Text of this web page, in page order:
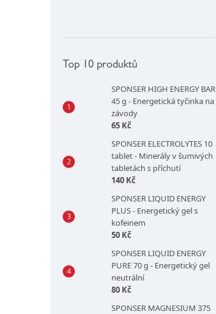
Top 10 produktů
SPONSER HIGH ENERGY BAR
45 g - Energetická tyčinka na
závody
65 Kč
SPONSER ELECTROLYTES 10
tablet - Minerály v šumivých
tabletách s příchutí
140 Kč
SPONSER LIQUID ENERGY
PLUS - Energetický gel s
kofeinem
50 Kč
SPONSER LIQUID ENERGY
PURE 70 g - Energetický gel
neutrální
80 Kč
SPONSER MAGNESIUM 375